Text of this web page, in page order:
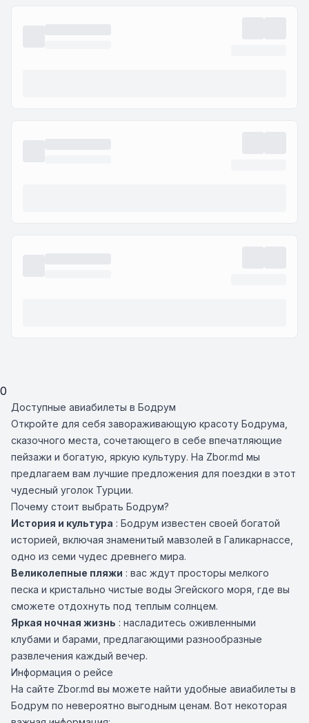
0
Доступные авиабилеты в Бодрум
Откройте для себя завораживающую красоту Бодрума,
сказочного места, сочетающего в себе впечатляющие
пейзажи и богатую, яркую культуру. На Zbor.md мы
предлагаем вам лучшие предложения для поездки в этот
чудесный уголок Турции.
Почему стоит выбрать Бодрум?
История и культура : Бодрум известен своей богатой
историей, включая знаменитый мавзолей в Галикарнассе,
одно из семи чудес древнего мира.
Великолепные пляжи : вас ждут просторы мелкого
песка и кристально чистые воды Эгейского моря, где вы
сможете отдохнуть под теплым солнцем.
Яркая ночная жизнь : насладитесь оживленными
клубами и барами, предлагающими разнообразные
развлечения каждый вечер.
Информация о рейсе
На сайте Zbor.md вы можете найти удобные авиабилеты в
Бодрум по невероятно выгодным ценам. Вот некоторая